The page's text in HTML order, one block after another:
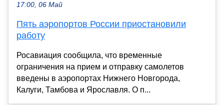
17:00, 06 Май
Пять аэропортов России приостановили
работу
Росавиация сообщила, что временные
ограничения на прием и отправку самолетов
введены в аэропортах Нижнего Новгорода,
Калуги, Тамбова и Ярославля. О п...